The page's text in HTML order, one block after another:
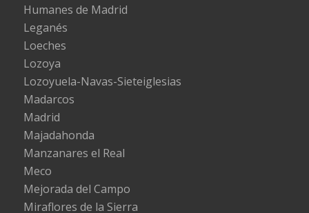
Humanes de Madrid
Leganés
Loeches
Lozoya
Lozoyuela-Navas-Sieteiglesias
Madarcos
Madrid
Majadahonda
Manzanares el Real
Meco
Mejorada del Campo
Miraflores de la Sierra